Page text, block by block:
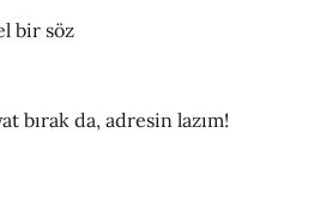
bir söz
bırak da, adresin lazım!